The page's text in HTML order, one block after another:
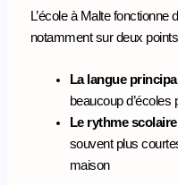
L’école à Malte
notamment sur deux
La langue
beaucoup d’écoles
Le rythme
souvent plus
maison